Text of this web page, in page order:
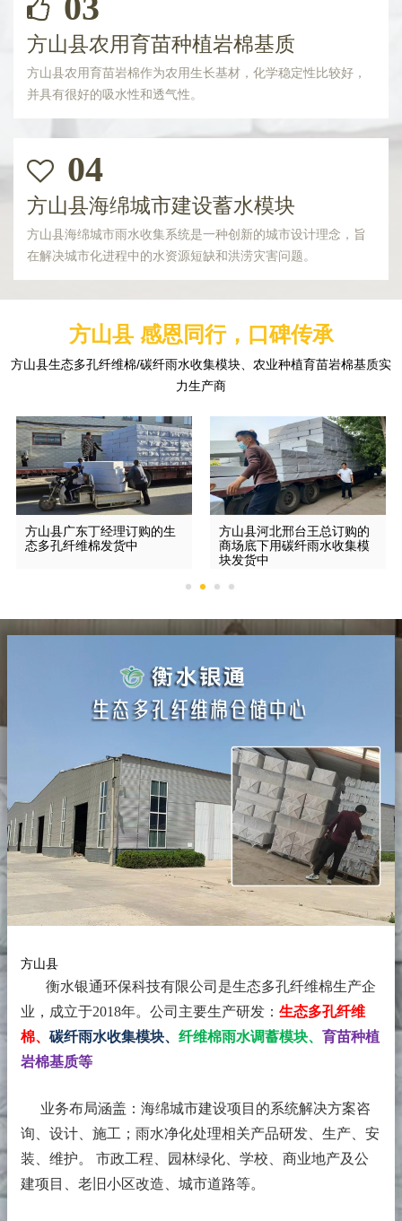
方山县农用育苗种植岩棉基质
方山县农用育苗岩棉作为农用生长基材，化学稳定性比较好，
并具有很好的吸水性和透气性。
04
方山县海绵城市建设蓄水模块
方山县海绵城市雨水收集系统是一种创新的城市设计理念，旨
在解决城市化进程中的水资源短缺和洪涝灾害问题。
方山县 感恩同行，口碑传承
方山县生态多孔纤维棉/碳纤雨水收集模块、农业种植育苗岩棉基质实
力生产商
方山县广东丁经理订购的生
态多孔纤维棉发货中
方山县河北邢台王总订购的
商场底下用碳纤雨水收集模
块发货中
方山县
衡水银通环保科技有限公司是生态多孔纤维棉生产企
业，成立于2018年。 公司主要生产研发： 生态多孔纤维
棉、 碳纤雨水收集模块、 纤维棉雨水调蓄模块、 育苗种植
岩棉基质等
业务布局涵盖：海绵城市建设项目的系统解决方案咨
询、设计、施工；雨水净化处理相关产品研发、生产、安
装、维护。 市政工程、园林绿化、学校、商业地产及公
建项目、老旧小区改造、城市道路等。